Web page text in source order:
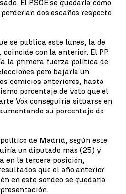
El PSOE se quedaría como
dos escaños respecto
se publica este lunes, la de
coincide con la anterior. El PP
la primera fuerza política de
pero bajaría un
comicios anteriores, hasta
porcentaje de voto que el
Vox conseguiría situarse en
su porcentaje de
de Madrid, según este
un diputado más (25) y
en la tercera posición,
que el año anterior.
en este sondeo se quedaría